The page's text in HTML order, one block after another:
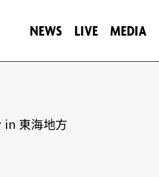
NEWS LIVE MEDIA
in 東海地方